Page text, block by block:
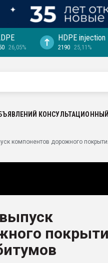
26,05%
HDPE injection
2190 25,11%
компонентов дорожного